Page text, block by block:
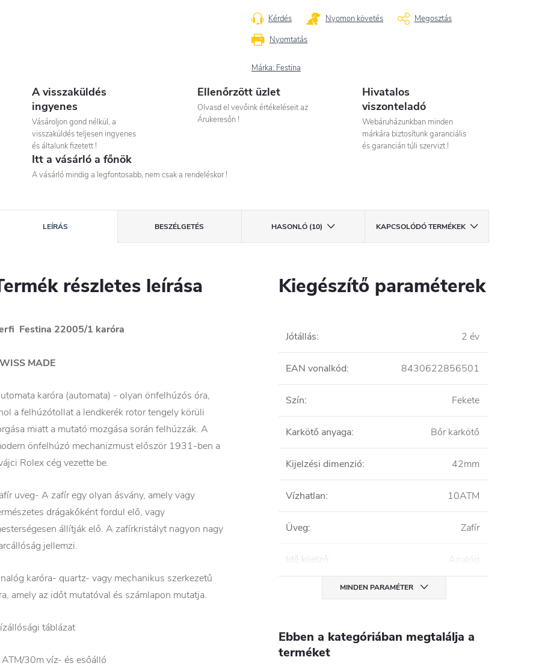
Nyomtatás
Kérdés Nyomon követés Megosztás
Márka: Festina
A visszaküldés
ingyenes
Vásároljon gond nélkül, a
visszaküldés teljesen ingyenes
és általunk fizetett !
Ellenőrzött üzlet
Olvasd el vevőink értékeléseit az
Árukeresőn !
Hivatalos
viszonteladó
Webáruházunkban minden
márkára biztosítunk garanciális
és garancián túli szervizt !
Itt a vásárló a főnök
A vásárló mindig a legfontosabb, nem csak a rendeléskor !
LEÍRÁS BESZÉLGETÉS HASONLÓ (10) KAPCSOLÓDÓ TERMÉKEK
részletes leírása
Festina 22005/1 karóra
MADE
karóra (automata) - olyan önfelhúzós óra,
a felhúzótollat a lendkerék rotor tengely körüli
miatt a mutató mozgása során felhúzzák. A
önfelhúzó mechanizmust először 1931-ben a
Rolex cég vezette be.
uveg- A zafír egy olyan ásvány, amely vagy
drágakőként fordul elő, vagy
állítják elő. A zafírkristályt nagyon nagy
jellemzi.
karóra- quartz- vagy mechanikus szerkezetű
amely az időt mutatóval és számlapon mutatja.
táblázat
30m víz- és esőálló
Kiegészítő paraméterek
Jótállás: 2 év
EAN vonalkód: 8430622856501
Szín: Fekete
Karkötő anyaga: Bőr karkötő
Kijelzési dimenzió: 42mm
Vízhatlan: 10ATM
Üveg: Zafír
Idő kijelző: Analóg
MINDEN PARAMÉTER
Ebben a kategóriában megtalálja a
terméket